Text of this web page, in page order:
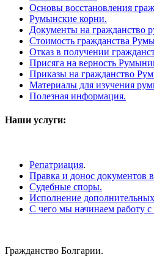
Основы восстановления
Румынские корни.
Документы на гражданство
Стоимость гражданства
Отказ в получении
Присяга на верность
Приказы на гражданство
Материалы для изучения
Полезная информация.
Наши услуги:
Репатриация.
Правка и донос документов в
Судебные споры.
Исполнение дополнительных
С чего мы начинаем работу с
Гражданство Болгарии.